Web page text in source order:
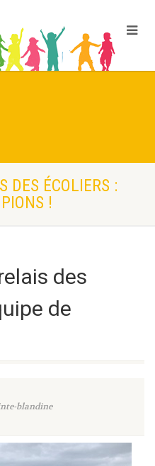
DES ÉCOLIERS :
!
des
de
blandine